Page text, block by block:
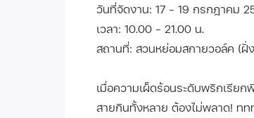
วันที่จัดงาน: 17 - 19 กรกฎาคม
เวลา: 10.00 - 21.00 น.
สถานที่: สวนหย่อมสกายวอล์ค (ฝั่
เมื่อความเผ็ดร้อนระดับพริกเรีย
สายกินทั้งหลาย ต้องไม่พลาด! ท